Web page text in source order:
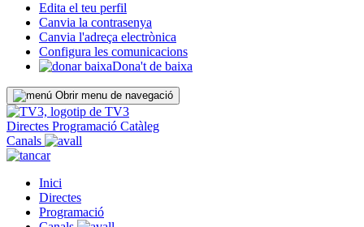
Edita el teu perfil
Canvia la contrasenya
Canvia l'adreça electrònica
Configura les comunicacions
Dona't de baixa
Obrir menu de navegació
Directes Programació Catàleg
Canals
Inici
Directes
Programació